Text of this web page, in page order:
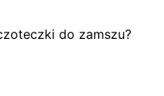
do zamszu?